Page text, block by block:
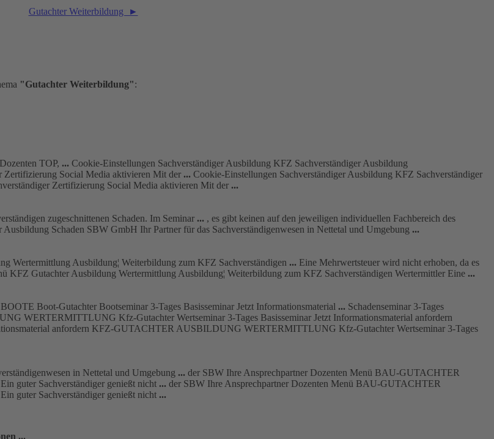
Gutachter Weiterbildung ►
"Gutachter Weiterbildung":
TOP, ... Cookie-Einstellungen Sachverständiger Ausbildung KFZ Sachverständiger Ausbildung
Zertifizierung Social Media aktivieren Mit der ... Cookie-Einstellungen Sachverständiger Ausbildung KFZ Sachverständiger
Zertifizierung Social Media aktivieren Mit der ...
zugeschnittenen Schaden. Im Seminar ... , es gibt keinen auf den jeweiligen individuellen Fachbereich des
Ausbildung Schaden SBW GmbH Ihr Partner für das Sachverständigenwesen in Nettetal und Umgebung ...
Wertermittlung Ausbildung¦ Weiterbildung zum KFZ Sachverständigen ... Eine Mehrwertsteuer wird nicht erhoben, da es
KFZ GutachterAusbildung Wertermittlung Ausbildung¦ Weiterbildung zum KFZ Sachverständigen Wertermittler Eine ...
Boot-Gutachter Bootseminar 3-Tages Basisseminar Jetzt Informationsmaterial ... Schadenseminar 3-Tages
WERTERMITTLUNG Kfz-Gutachter Wertseminar 3-Tages Basisseminar Jetzt Informationsmaterial anfordern
anfordern KFZ-GUTACHTERAUSBILDUNG WERTERMITTLUNG Kfz-Gutachter Wertseminar 3-Tages
in Nettetal und Umgebung ... der SBW Ihre Ansprechpartner Dozenten Menü BAU-GUTACHTER
guter Sachverständiger genießt nicht ... der SBW Ihre Ansprechpartner Dozenten Menü BAU-GUTACHTER
guter Sachverständiger genießt nicht ...
...